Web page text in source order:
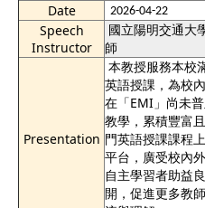
Date
2026-04-22
Speech
Instructor
國立陽明交通大
師
Presentation
本教授服務本校
英語授課，為校
在「EMI」尚未
教學，累積豐富
門英語授課課程
平台，廣受校內
自主學習者助益
開，促進更多教